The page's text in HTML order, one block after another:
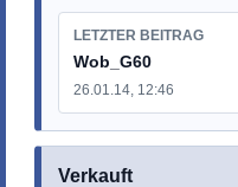
LETZTER BEITRAG
Wob_G60
26.01.14, 12:46
Verkauft